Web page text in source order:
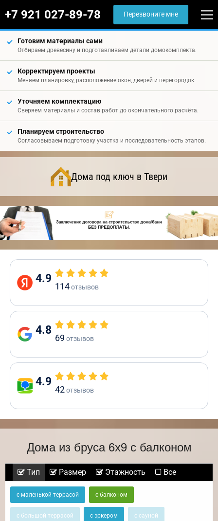
+7 921 027-89-78 Перезвоните мне
Готовим материалы сами
Отбираем древесину и подготавливаем детали домокомплекта.
Корректируем проекты
Меняем планировку, расположение окон, дверей и перегородок.
Уточняем комплектацию
Сверяем материалы и состав работ до окончательного расчёта.
Планируем строительство
Согласовываем подготовку участка и последовательность этапов.
Дома под ключ в Твери
4.9
114отзывов
4.8
69 отзывов
4.9
42отзывов
Дома из бруса 6х9 с балконом
Тип Размер Этажность Все
с маленькой террасой с балконом
с большой террасой с эркером с сауной